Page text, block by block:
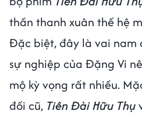
thần thanh xuân thế hệ
Đặc biệt, đây là vai nam
sự nghiệp của Đặng Vi
mộ kỳ vọng rất nhiều.
đối cũ, Tiên Đài Hữu Thụ